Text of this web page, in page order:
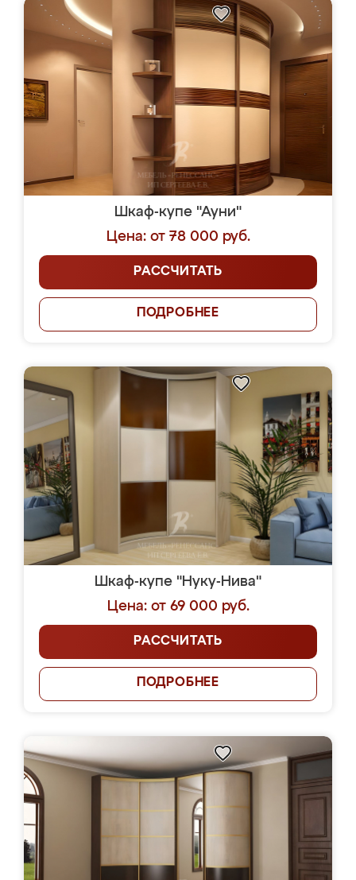
Шкаф-купе "Ауни"
Цена: от 78 000 руб.
РАССЧИТАТЬ
ПОДРОБНЕЕ
Шкаф-купе "Нуку-Нива"
Цена: от 69 000 руб.
РАССЧИТАТЬ
ПОДРОБНЕЕ